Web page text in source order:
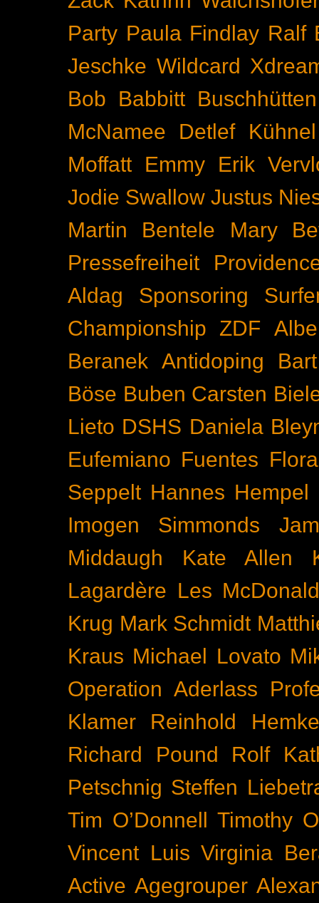
Party Paula Findlay Ralf
Jeschke Wildcard
Bob Babbitt Buschhütten
McNamee
Detlef Kühnel
Moffatt
Emmy
Erik
Jodie Swallow Justus
Martin Bentele
Mary
Pressefreiheit
Aldag
Sponsoring
Championship
ZDF
Beranek Antidoping
Böse Buben Carsten
Lieto DSHS Daniela
Eufemiano Fuentes
Seppelt Hannes Hempel
Imogen Simmonds
Middaugh
Kate Allen
Lagardère Les
Krug Mark Schmidt
Kraus Michael Lovato
Operation Aderlass
Klamer
Reinhold
Richard Pound
Rolf
Petschnig Steffen
Tim O’Donnell
Timothy
Vincent Luis Virginia
Active Agegrouper